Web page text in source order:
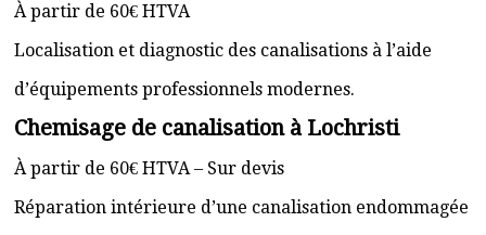
À partir de 60€ HTVA
Localisation et diagnostic des canalisations à l’aide
d’équipements professionnels modernes.
Chemisage de canalisation à Lochristi
À partir de 60€ HTVA – Sur devis
Réparation intérieure d’une canalisation endommagée